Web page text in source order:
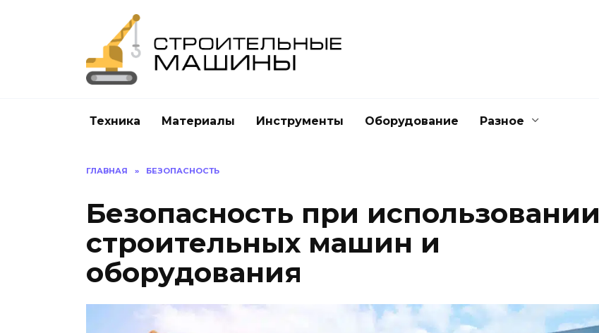
Техника Материалы Инструменты Оборудование Разное
ГЛАВНАЯ » БЕЗОПАСНОСТЬ
Безопасность при использовании
строительных машин и
оборудования